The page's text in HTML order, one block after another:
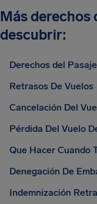
Más derechos
descubrir:
Derechos del
Retrasos De Vuelos
Cancelación Del
Pérdida Del Vuelo
Que Hacer Cuando
Denegación De
Indemnización